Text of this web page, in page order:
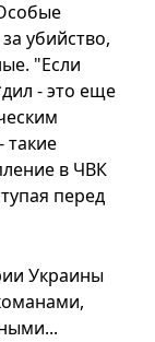
убийство,
"Если
- это еще
такие
в ЧВК
перед
Украины